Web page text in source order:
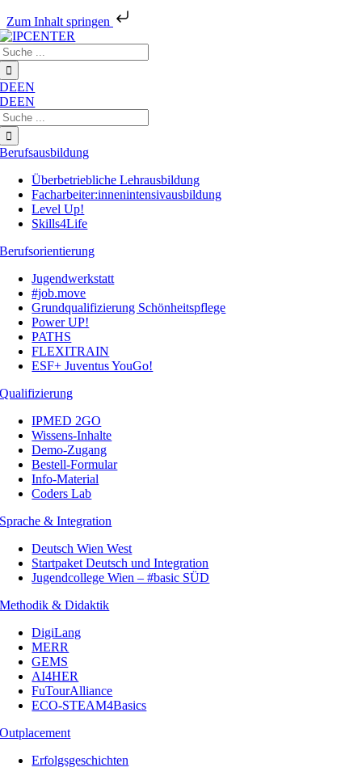
Zum Inhalt springen
Zum
Inhalt
springen
DEEN
DEEN
Berufsausbildung
Überbetriebliche Lehrausbildung
Facharbeiter:innenintensivausbildung
Level Up!
Skills4Life
Berufsorientierung
Jugendwerkstatt
#job.move
Grundqualifizierung Schönheitspflege
Power UP!
PATHS
FLEXITRAIN
ESF+ Juventus YouGo!
Qualifizierung
IPMED 2GO
Wissens-Inhalte
Demo-Zugang
Bestell-Formular
Info-Material
Coders Lab
Sprache & Integration
Deutsch Wien West
Startpaket Deutsch und Integration
Jugendcollege Wien – #basic SÜD
Methodik & Didaktik
DigiLang
MERR
GEMS
AI4HER
FuTourAlliance
ECO-STEAM4Basics
Outplacement
Erfolgsgeschichten